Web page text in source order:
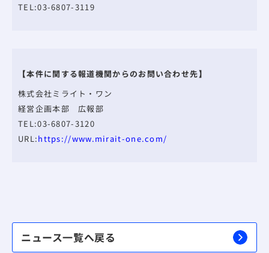
TEL:03-6807-3119
【本件に関する報道機関からのお問い合わせ先】
株式会社ミライト・ワン
経営企画本部 広報部
TEL:03-6807-3120
URL:https://www.mirait-one.com/
ニュース一覧へ戻る